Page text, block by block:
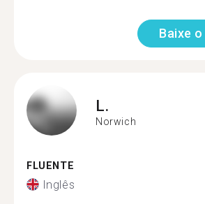
Baixe
L.
Norwich
FLUENTE
Inglês